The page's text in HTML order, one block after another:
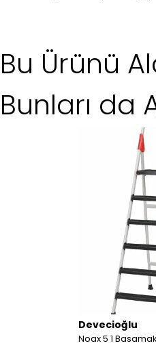
Bu Ürünü
Bunları da
Devecioğlu
Noax 5 1